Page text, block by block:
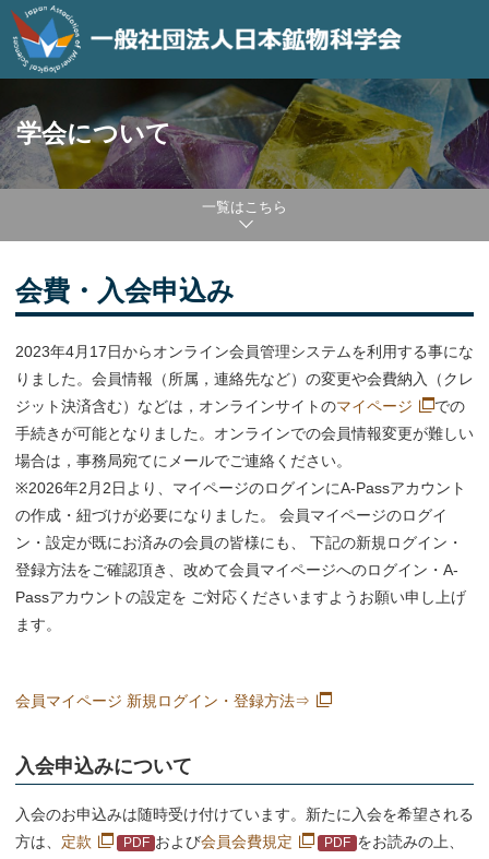
学会について
一覧はこちら
会費・入会申込み
2023年4月17日からオンライン会員管理システムを利用する事にな
りました。会員情報（所属，連絡先など）の変更や会費納入（クレ
ジット決済含む）などは，オンラインサイトのマイページ
での
手続きが可能となりました。オンラインでの会員情報変更が難しい
場合は，事務局宛てにメールでご連絡ください。
※2026年2月2日より、マイページのログインにA-Passアカウント
の作成・紐づけが必要になりました。 会員マイページのログイ
ン・設定が既にお済みの会員の皆様にも、 下記の新規ログイン・
登録方法をご確認頂き、改めて会員マイページへのログイン・A-
Passアカウントの設定を ご対応くださいますようお願い申し上げ
ます。
会員マイページ 新規ログイン・登録方法⇒
入会申込みについて
入会のお申込みは随時受け付けています。新たに入会を希望される
方は、 定款 および会員会費規定
をお読みの上、